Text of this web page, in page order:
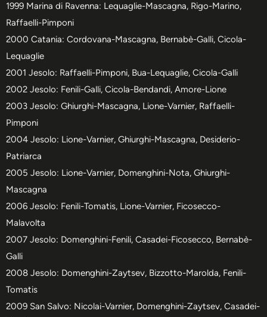
1999 Marina di Ravenna: Lequaglie-Mascagna, Rigo-Marino,
Raffaelli-Pimponi
2000 Catania: Cordovana-Mascagna, Bernabè-Galli, Cicola-
Lequaglie
2001 Jesolo: Raffaelli-Pimponi, Bua-Lequaglie, Cicola-Galli
2002 Jesolo: Fenili-Galli, Cicola-Bendandi, Amore-Lione
2003 Jesolo: Ghiurghi-Mascagna, Lione-Varnier, Raffaelli-
Pimponi
2004 Jesolo: Lione-Varnier, Ghiurghi-Mascagna, Desiderio-
Patriarca
2005 Jesolo: Lione-Varnier, Domenghini-Nota, Ghiurghi-
Mascagna
2006 Jesolo: Fenili-Tomatis, Lione-Varnier, Ficosecco-
Malavolta
2007 Jesolo: Domenghini-Fenili, Casadei-Ficosecco, Bernabè-
Galli
2008 Jesolo: Domenghini-Zaytsev, Bizzotto-Marolda, Fenili-
Tomatis
2009 San Salvo: Nicolai-Varnier, Domenghini-Zaytsev, Casadei-